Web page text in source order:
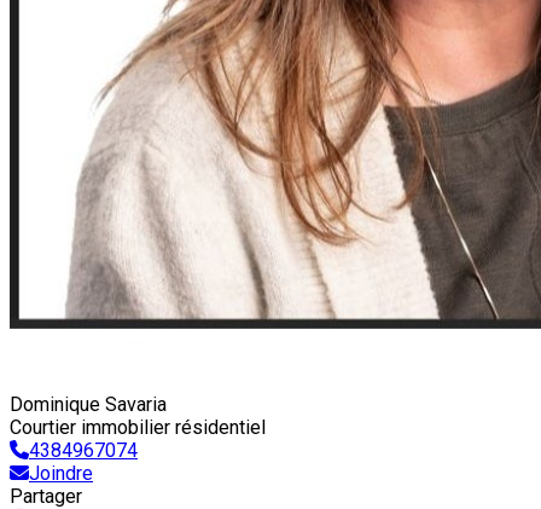
Dominique Savaria
Courtier immobilier résidentiel
4384967074
Joindre
Partager